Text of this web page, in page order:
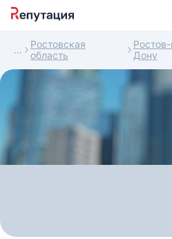
Ростовская
область
Дону